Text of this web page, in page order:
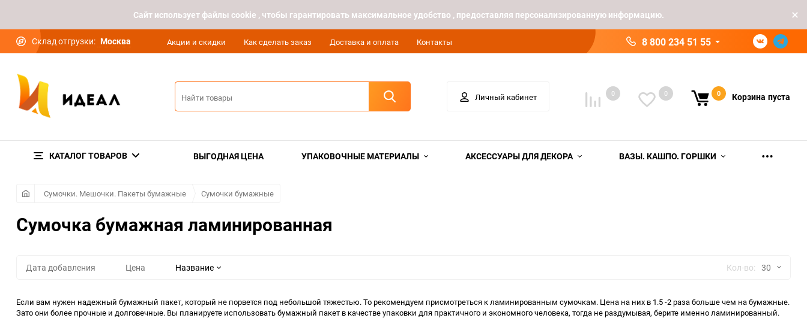
Cайт использует файлы cookie , чтобы гарантировать максимальное удобство , предоставляя персонализированную информацию.
Склад отгрузки: Москва Акции и скидки Как сделать заказ Доставка и оплата Контакты 8 800 234 51 55
Личный кабинет 0 0 0 Корзина пуста
КАТАЛОГ ТОВАРОВ ВЫГОДНАЯ ЦЕНА УПАКОВОЧНЫЕ МАТЕРИАЛЫ АКСЕССУАРЫ ДЛЯ ДЕКОРА ВАЗЫ. КАШПО. ГОРШКИ
Сумочки. Мешочки. Пакеты бумажные Сумочки бумажные
Сумочка бумажная ламинированная
Дата добавления Цена Название Кол-во: 30
30
Если вам нужен надежный бумажный пакет, который не порвется под небольшой тяжестью. То рекомендуем присмотреться к ламинированным сумочкам. Цена на них в 1.5 -2 раза больше чем на бумажные.
Зато они более прочные и долговечные. Вы планируете использовать бумажный пакет в качестве упаковки для практичного и экономного человека, тогда не раздумывая, берите именно ламинированный.